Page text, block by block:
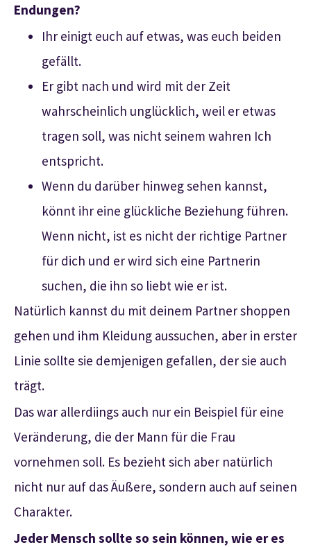
Endungen?
Ihr einigt euch auf etwas, was euch beiden
gefällt.
Er gibt nach und wird mit der Zeit
wahrscheinlich unglücklich, weil er etwas
tragen soll, was nicht seinem wahren Ich
entspricht.
Wenn du darüber hinweg sehen kannst,
könnt ihr eine glückliche Beziehung führen.
Wenn nicht, ist es nicht der richtige Partner
für dich und er wird sich eine Partnerin
suchen, die ihn so liebt wie er ist.
Natürlich kannst du mit deinem Partner shoppen
gehen und ihm Kleidung aussuchen, aber in erster
Linie sollte sie demjenigen gefallen, der sie auch
trägt.
Das war allerdiings auch nur ein Beispiel für eine
Veränderung, die der Mann für die Frau
vornehmen soll. Es bezieht sich aber natürlich
nicht nur auf das Äußere, sondern auch auf seinen
Charakter.
Jeder Mensch sollte so sein können, wie er es